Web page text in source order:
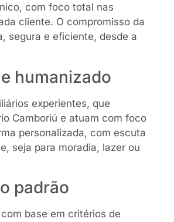
com foco total nas
cliente. O compromisso da
segura e eficiente, desde a
humanizado
experientes, que
Camboriú e atuam com foco
personalizada, com escuta
seja para moradia, lazer ou
padrão
base em critérios de